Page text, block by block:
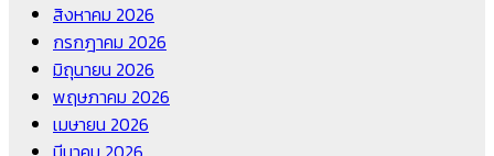
สิงหาคม 2026
กรกฎาคม 2026
มิถุนายน 2026
พฤษภาคม 2026
เมษายน 2026